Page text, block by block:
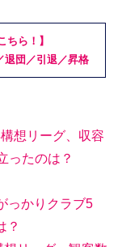
ちら！】
団／引退／昇格
想リーグ、収容
ったのは？
っかりクラブ5
？